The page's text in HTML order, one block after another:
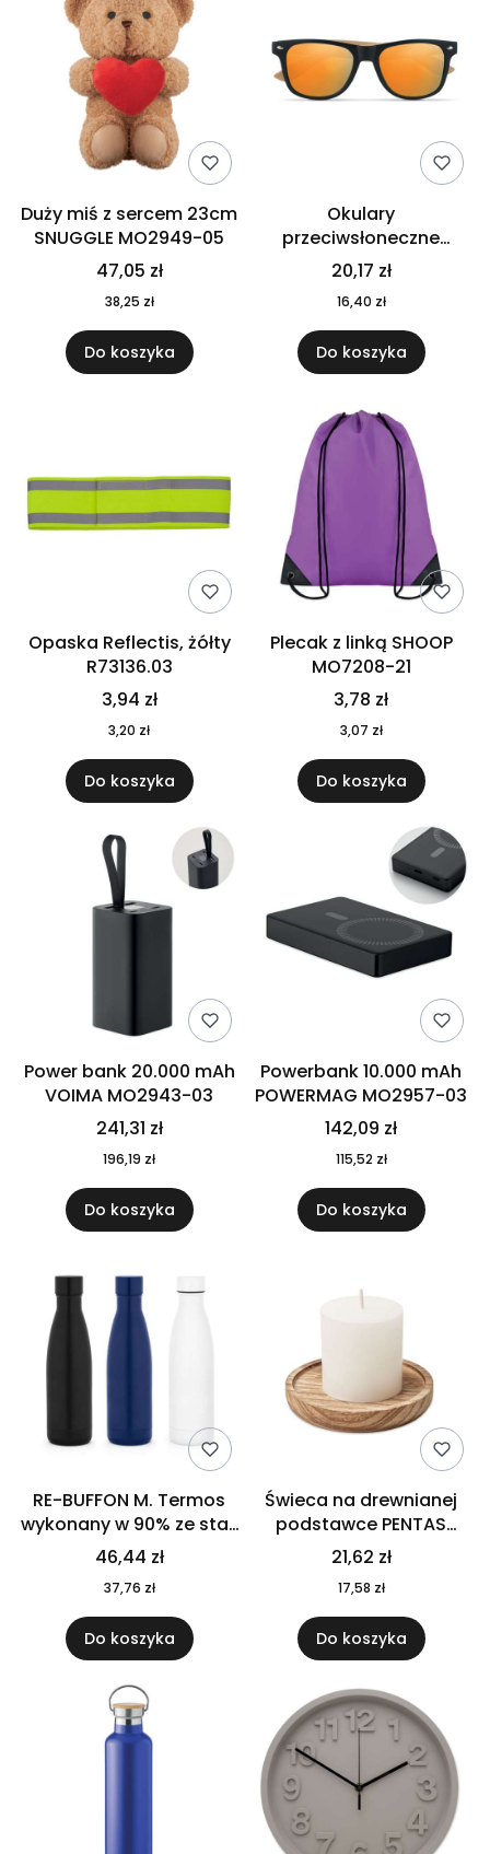
Duży miś z sercem 23cm
SNUGGLE MO2949-05
47,05 zł
38,25 zł
Do koszyka
Okulary
przeciwsłoneczne
CALIFORNIA TOUCH
MO9617-10
20,17 zł
16,40 zł
Do koszyka
Opaska Reflectis, żółty
R73136.03
3,94 zł
3,20 zł
Do koszyka
Plecak z linką SHOOP
MO7208-21
3,78 zł
3,07 zł
Do koszyka
Power bank 20.000 mAh
VOIMA MO2943-03
241,31 zł
196,19 zł
Do koszyka
Powerbank 10.000 mAh
POWERMAG MO2957-03
142,09 zł
115,52 zł
Do koszyka
RE-BUFFON M. Termos
wykonany w 90% ze stali
nierdzewnej
pochodzącej z
recyklingu 520 ml 94294
46,44 zł
37,76 zł
Do koszyka
Świeca na drewnianej
podstawce PENTAS
MO6282-40
21,62 zł
17,58 zł
Do koszyka